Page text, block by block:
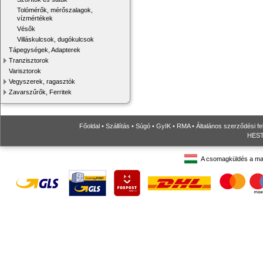
Tolómérők, mérőszalagok,
vízmértékek
Vésők
Villáskulcsok, dugókulcsok
Tápegységek, Adapterek
Tranzisztorok
Varisztorok
Vegyszerek, ragasztók
Zavarszűrők, Ferritek
Főoldal • Szállítás • Súgó • GyIK • RMA• Általános szerződési
A csomagküldés a